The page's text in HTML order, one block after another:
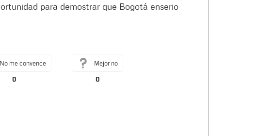
para demostrar que Bogotá enserio
No me convence
0
Mejor no
0